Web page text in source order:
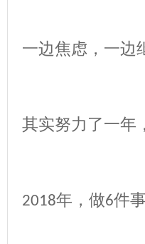
一边焦虑，一边
其实努力了一年
2018年，做6件